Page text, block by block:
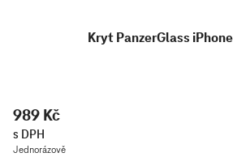
Kryt PanzerGlass
989 Kč
s DPH
Jednorázově